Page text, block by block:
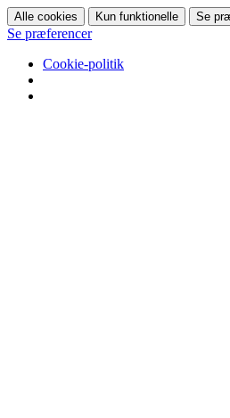
Alle cookies Kun funktionelle Se
Se præferencer
Cookie-politik